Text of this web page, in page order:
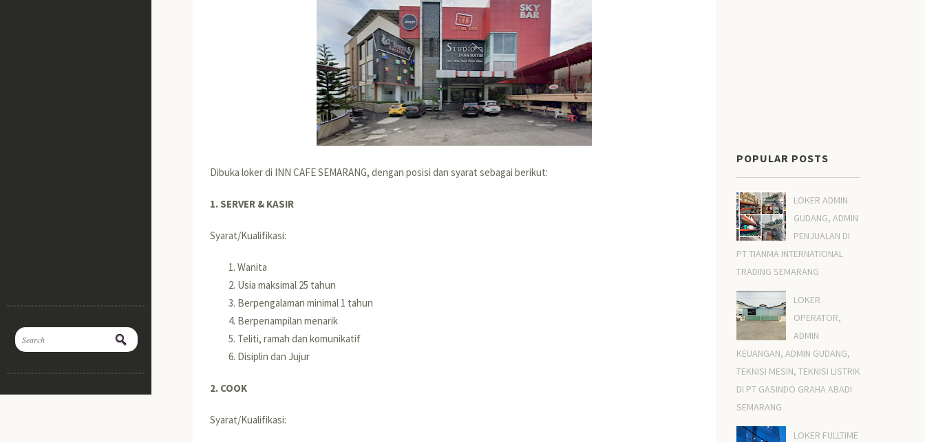
Dibuka loker di INN CAFE SEMARANG, dengan posisi dan syarat sebagai berikut:
1. SERVER & KASIR
Syarat/Kualifikasi:
Wanita
Usia maksimal 25 tahun
Berpengalaman minimal 1 tahun
Berpenampilan menarik
Teliti, ramah dan komunikatif
Disiplin dan Jujur
2. COOK
Syarat/Kualifikasi:
POPULAR POSTS
LOKER ADMIN
GUDANG, ADMIN
PENJUALAN DI
PT TIANMA INTERNATIONAL
TRADING SEMARANG
LOKER
OPERATOR,
ADMIN
KEUANGAN, ADMIN GUDANG,
TEKNISI MESIN, TEKNISI LISTRIK
DI PT GASINDO GRAHA ABADI
SEMARANG
LOKER FULLTIME